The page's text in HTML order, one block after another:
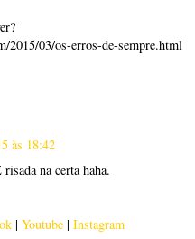
2015/03/os-erros-de-sempre.html
às 18:42
na certa haha.
| Youtube | Instagram